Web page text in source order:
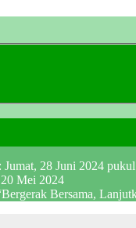
Jumat, 28 Juni 2024
Mei 2024
Bersama,